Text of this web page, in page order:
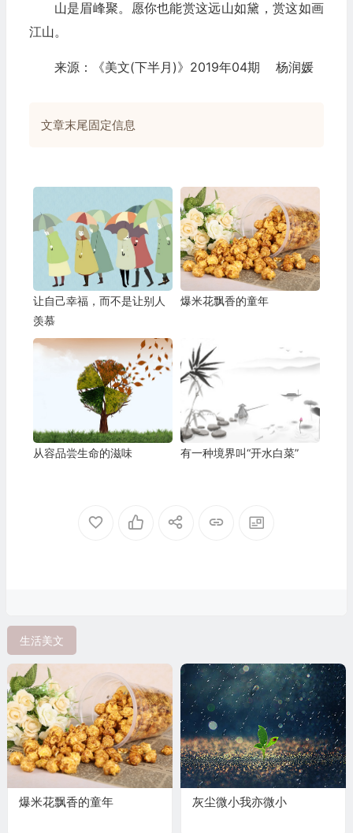
山是眉峰聚。愿你也能赏这远山如黛，赏这如画
江山。
来源：《美文(下半月)》2019年04期 杨润媛
文章末尾固定信息
让自己幸福，而不是让别人
羡慕
爆米花飘香的童年
从容品尝生命的滋味 有一种境界叫“开水白菜”
生活美文
爆米花飘香的童年 灰尘微小我亦微小